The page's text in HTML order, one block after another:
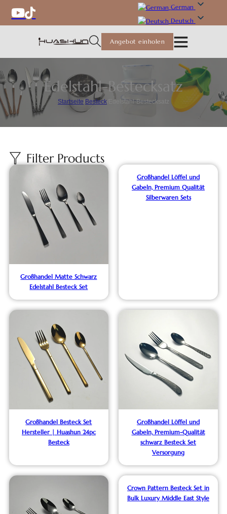
German
Deutsch
Angebot einholen
Edelstahl-Bestecksatz
Startseite/Besteck Edelstahl-Bestecksatz
Großhandel Matte Schwarz
Edelstahl Besteck Set
Großhandel Löffel und
Gabeln, Premium Qualität
Silberwaren Sets
Großhandel Besteck Set
Hersteller | Huashun 24pc
Besteck
Großhandel Löffel und
Gabeln, Premium-Qualität
schwarz Besteck Set
Versorgung
Crown Pattern Besteck Set in
Bulk Luxury Middle East Style